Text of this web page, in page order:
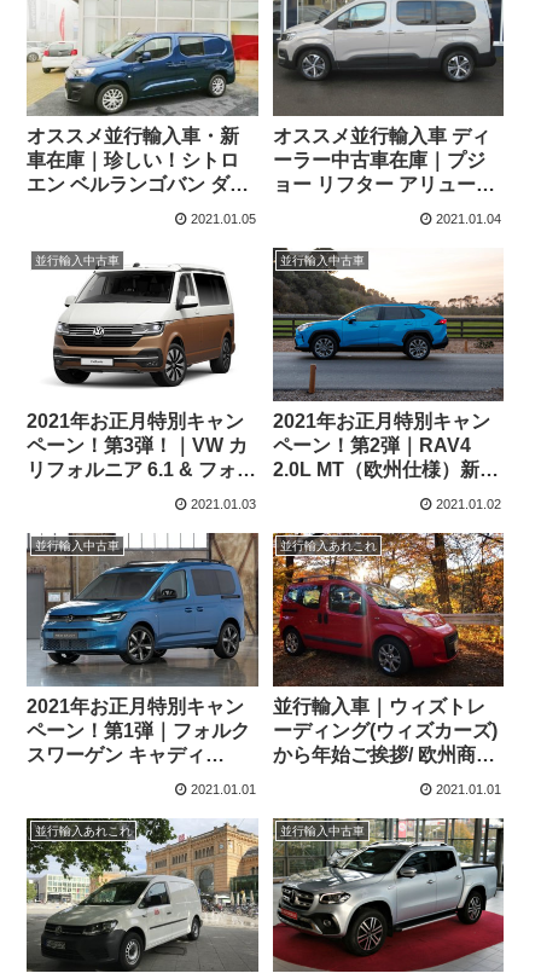
オススメ並行輸入車・新
車在庫｜珍しい！シトロ
エン ベルランゴバン ダブ
乗り) EAT8 左ハンドル
2021.01.05
オススメ並行輸入車 ディ
ーラー中古車在庫｜プジ
ョー リフター アリュール
1.2 PureTech 130 EAT8
左ハンドル
2021.01.04
並行輸入中古車
2021年お正月特別キャン
ペーン！第3弾！｜VW カ
リフォルニア 6.1 & フォー
ド ナゲット 新車特別販売
2021.01.03
並行輸入中古車
2021年お正月特別キャン
ペーン！第2弾｜RAV4
2.0L MT（欧州仕様）新古
車・中古車特別販売
2021.01.02
並行輸入中古車
2021年お正月特別キャン
ペーン！第1弾｜フォルク
スワーゲン キャディ
1.5TSI 114PS DSG 新車特
2021.01.01
並行輸入あれこれ
並行輸入車｜ウィズトレ
ーディング(ウィズカーズ)
から年始ご挨拶/ 欧州商用
車プロフェショナルシリ
2021.01.01
並行輸入あれこれ 並行輸入中古車